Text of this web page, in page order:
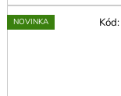
NOVINKA Kód: